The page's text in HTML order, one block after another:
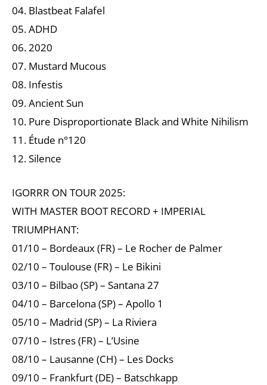
04. Blastbeat Falafel
05. ADHD
06. 2020
07. Mustard Mucous
08. Infestis
09. Ancient Sun
10. Pure Disproportionate Black and White Nihilism
11. Étude n°120
12. Silence
IGORRR ON TOUR 2025:
WITH MASTER BOOT RECORD + IMPERIAL
TRIUMPHANT:
01/10 – Bordeaux (FR) – Le Rocher de Palmer
02/10 – Toulouse (FR) – Le Bikini
03/10 – Bilbao (SP) – Santana 27
04/10 – Barcelona (SP) – Apollo 1
05/10 – Madrid (SP) – La Riviera
07/10 – Istres (FR) – L’Usine
08/10 – Lausanne (CH) – Les Docks
09/10 – Frankfurt (DE) – Batschkapp